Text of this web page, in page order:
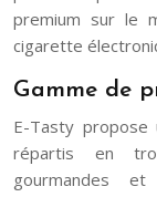
premium sur le
cigarette
Gamme de
E-Tasty propose
répartis en
gourmandes